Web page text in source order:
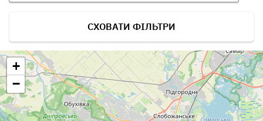
СХОВАТИ ФІЛЬТРИ
+
−